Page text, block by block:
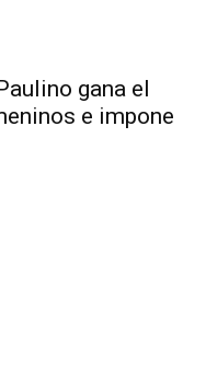
gana el
e impone